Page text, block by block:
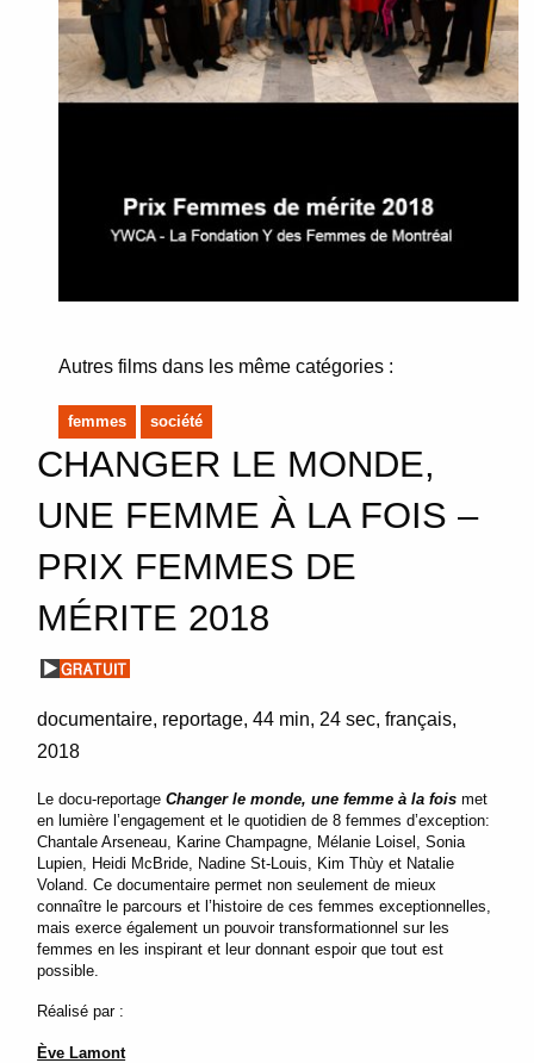
Autres films dans les même catégories :
femmes société
CHANGER LE MONDE,
UNE FEMME À LA FOIS –
PRIX FEMMES DE
MÉRITE 2018
documentaire reportage 44 min 24 sec français
2018
Le docu-reportageChanger le monde, une femme à la fois met
en lumière l’engagement et le quotidien de 8 femmes d’exception:
Chantale Arseneau, Karine Champagne, Mélanie Loisel, Sonia
Lupien, Heidi McBride, Nadine St-Louis, Kim Thùy et Natalie
Voland. Ce documentaire permet non seulement de mieux
connaître le parcours et l’histoire de ces femmes exceptionnelles,
mais exerce également un pouvoir transformationnel sur les
femmes en les inspirant et leur donnant espoir que tout est
possible.
Réalisé par :
Ève Lamont